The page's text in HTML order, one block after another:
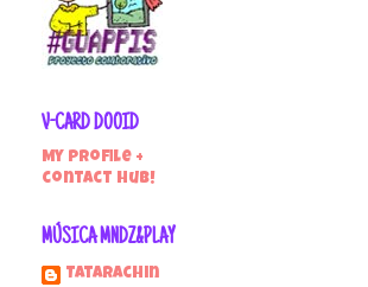
V-CARD DOOID
My profile +
contact hub!
MÚSICA MNDZ&PLAY
Tatarachin